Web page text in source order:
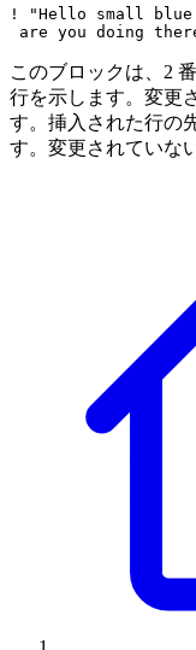
! "Hello small blue
このブロックは、2
行を示します。変更
す。挿入された行の
す。変更されていな